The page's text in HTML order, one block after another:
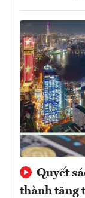
Quyết
thành tăng